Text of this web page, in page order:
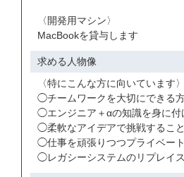
〈開発用マシン〉
MacBookを貸与します
求める人物像
〈特にこんな方に向いています〉
◯チームワークを大切にできる
◯エンジニア＋αの知識を身に付
◯柔軟なアイデアで挑戦するこ
◯仕事を頑張りつつプライベー
◯レガシーシステムのリプレイ